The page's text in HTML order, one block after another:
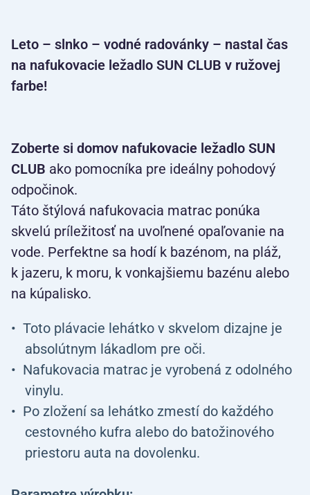
Leto – slnko – vodné radovánky – nastal čas
na nafukovacie ležadlo SUN CLUB v ružovej
farbe!
Zoberte si domov nafukovacie ležadlo SUN
CLUB ako pomocníka pre ideálny pohodový
odpočinok.
Táto štýlová nafukovacia matrac ponúka
skvelú príležitosť na uvoľnené opaľovanie na
vode. Perfektne sa hodí k bazénom, na pláž,
k jazeru, k moru, k vonkajšiemu bazénu alebo
na kúpalisko.
Toto plávacie lehátko v skvelom dizajne je
absolútnym lákadlom pre oči.
Nafukovacia matrac je vyrobená z odolného
vinylu.
Po zložení sa lehátko zmestí do každého
cestovného kufra alebo do batožinového
priestoru auta na dovolenku.